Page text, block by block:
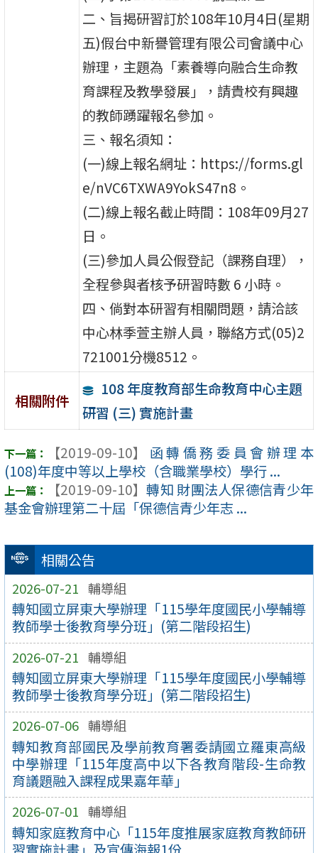
相關公告
2026-07-21 輔導組
轉知國立屏東大學辦理「115學年度國民小學輔導
教師學士後教育學分班」(第二階段招生)
2026-07-21 輔導組
轉知國立屏東大學辦理「115學年度國民小學輔導
教師學士後教育學分班」(第二階段招生)
2026-07-06 輔導組
轉知教育部國民及學前教育署委請國立羅東高級
中學辦理「115年度高中以下各教育階段-生命教
育議題融入課程成果嘉年華」
2026-07-01 輔導組
轉知家庭教育中心「115年度推展家庭教育教師研
二、旨揭研習訂於108年10月4日(星期
五)假台中新譽管理有限公司會議中心
辦理，主題為「素養導向融合生命教
育課程及教學發展」，請貴校有興趣
的教師踴躍報名參加。
三、報名須知：
(一)線上報名網址：https://forms.gl
e/nVC6TXWA9YokS47n8。
(二)線上報名截止時間：108年09月27
日。
(三)參加人員公假登記（課務自理），
全程參與者核予研習時數 6 小時。
四、倘對本研習有相關問題，請洽該
中心林季萱主辦人員，聯絡方式(05)2
721001分機8512。
相關附件
108 年度教育部生命教育中心主題
研習 (三) 實施計畫
【2019-09-10】
函轉僑務委員會辦理本
(108)年度中等以上學校（含職業學校）學行 ...
【2019-09-10】 轉知 財團法人保德信青少年
基金會辦理第二十屆「保德信青少年志 ...